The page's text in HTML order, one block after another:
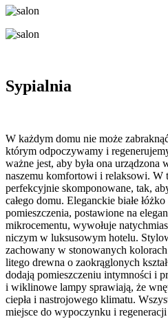
Sypialnia
W każdym domu nie może
którym odpoczywamy i
ważne jest, aby była ona urządzona
naszemu komfortowi i relaksowi. W
perfekcyjnie skomponowane, tak,
całego domu. Eleganckie białe
pomieszczenia, postawione na
mikrocementu, wywołuje
niczym w luksusowym hotelu.
zachowany w stonowanych
litego drewna o zaokrąglonych
dodają pomieszczeniu intymności i
i wiklinowe lampy sprawiają, że
ciepła i nastrojowego klimatu.
miejsce do wypoczynku i regeneracji